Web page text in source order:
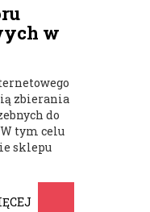
w
zbierania
do
tym celu
sklepu